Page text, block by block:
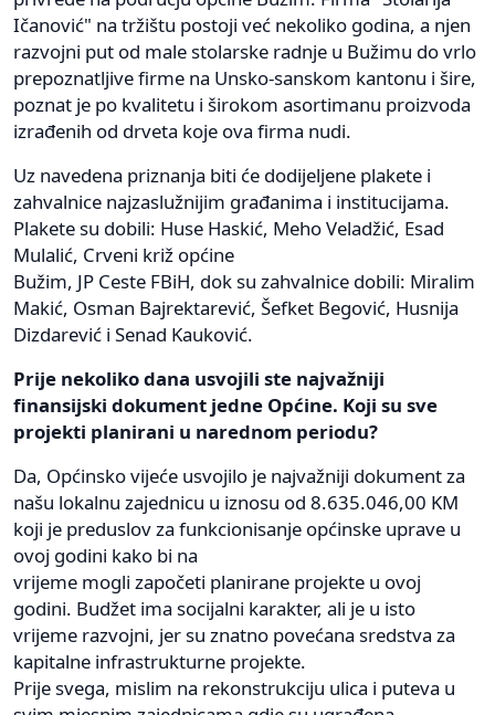
Ičanović" na tržištu postoji već nekoliko godina, a njen
razvojni put od male stolarske radnje u Bužimu do vrlo
prepoznatljive firme na Unsko-sanskom kantonu i šire,
poznat je po kvalitetu i širokom asortimanu proizvoda
izrađenih od drveta koje ova firma nudi.
Uz navedena priznanja biti će dodijeljene plakete i
zahvalnice najzaslužnijim građanima i institucijama.
Plakete su dobili: Huse Haskić, Meho Veladžić, Esad
Mulalić, Crveni križ općine
Bužim, JP Ceste FBiH, dok su zahvalnice dobili: Miralim
Makić, Osman Bajrektarević, Šefket Begović, Husnija
Dizdarević i Senad Kauković.
Prije nekoliko dana usvojili ste najvažniji
finansijski dokument jedne Općine. Koji su sve
projekti planirani u narednom periodu?
Da, Općinsko vijeće usvojilo je najvažniji dokument za
našu lokalnu zajednicu u iznosu od 8.635.046,00 KM
koji je preduslov za funkcionisanje općinske uprave u
ovoj godini kako bi na
vrijeme mogli započeti planirane projekte u ovoj
godini. Budžet ima socijalni karakter, ali je u isto
vrijeme razvojni, jer su znatno povećana sredstva za
kapitalne infrastrukturne projekte.
Prije svega, mislim na rekonstrukciju ulica i puteva u